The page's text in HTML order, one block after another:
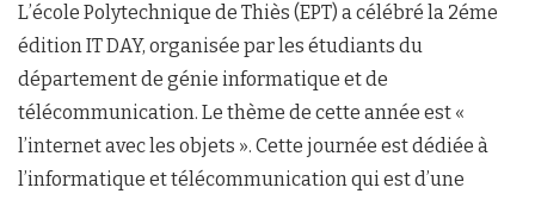
L’école Polytechnique de Thiès (EPT) a célébré la 2éme
édition IT DAY, organisée par les étudiants du
département de génie informatique et de
télécommunication. Le thème de cette année est «
l’internet avec les objets ». Cette journée est dédiée à
l’informatique et télécommunication qui est d’une